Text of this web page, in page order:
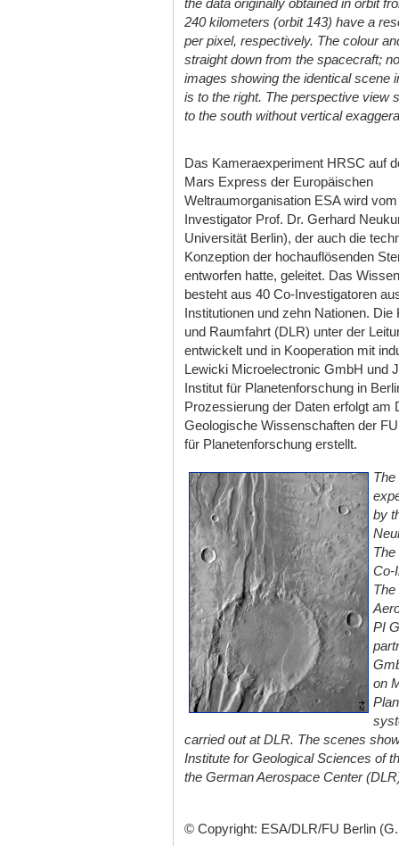
the data originally obtained in orbit
240 kilometers (orbit 143) have a
per pixel, respectively. The colour
straight down from the spacecraft;
images showing the identical scene
is to the right. The perspective view
to the south without vertical
Das Kameraexperiment HRSC auf
Mars Express der Europäischen
Weltraumorganisation ESA wird
Investigator Prof. Dr. Gerhard
Universität Berlin), der auch die
Konzeption der hochauflösenden
entworfen hatte, geleitet. Das
besteht aus 40 Co-Investigatoren
Institutionen und zehn Nationen.
und Raumfahrt (DLR) unter der
entwickelt und in Kooperation mit
Lewicki Microelectronic GmbH und
Institut für Planetenforschung in
Prozessierung der Daten erfolgt am
Geologische Wissenschaften der
für Planetenforschung erstellt.
by
Co-
PI
on
carried out at DLR. The scenes
Institute for Geological Sciences of
the German Aerospace Center
© Copyright: ESA/DLR/FU Berlin